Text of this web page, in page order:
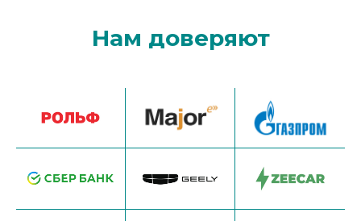
Нам доверяют